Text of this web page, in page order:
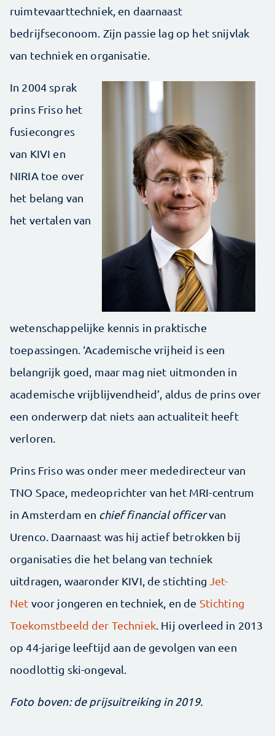
ruimtevaarttechniek, en daarnaast
bedrijfseconoom. Zijn passie lag op het snijvlak
van techniek en organisatie.
In 2004 sprak
prins Friso het
fusiecongres
van KIVI en
NIRIA toe over
het belang van
het vertalen van
wetenschappelijke kennis in praktische
toepassingen. ‘Academische vrijheid is een
belangrijk goed, maar mag niet uitmonden in
academische vrijblijvendheid’, aldus de prins over
een onderwerp dat niets aan actualiteit heeft
verloren.
Prins Friso was onder meer mededirecteur van
TNO Space, medeoprichter van het MRI-centrum
in Amsterdam en chief financial officervan
Urenco. Daarnaast was hij actief betrokken bij
organisaties die het belang van techniek
uitdragen, waaronder KIVI, de stichting Jet-
Net voor jongeren en techniek, en de Stichting
Toekomstbeeld der Techniek. Hij overleed in 2013
op 44-jarige leeftijd aan de gevolgen van een
noodlottig ski-ongeval.
Foto boven: de prijsuitreiking in 2019.